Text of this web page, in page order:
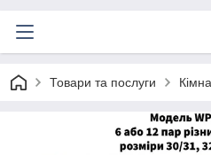
Товари та послуги